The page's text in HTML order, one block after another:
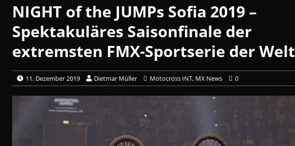
NIGHT of the JUMPs Sofia 2019 –
Spektakuläres Saisonfinale der
extremsten FMX-Sportserie der Welt
11. Dezember 2019 Dietmar Müller Motocross INT, MX News 0